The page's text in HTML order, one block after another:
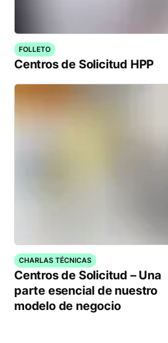
FOLLETO
Centros de Solicitud HPP
CHARLAS TÉCNICAS
Centros de Solicitud – Una
parte esencial de nuestro
modelo de negocio